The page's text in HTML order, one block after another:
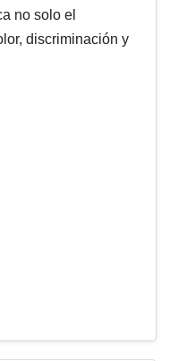
no solo el
discriminación y